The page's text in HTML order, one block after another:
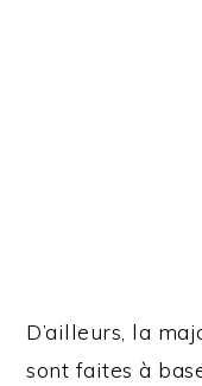
D’ailleurs, la
sont faites à